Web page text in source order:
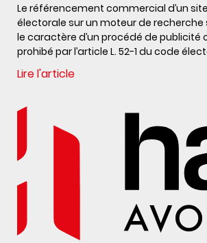
Le référencement commercial d’un
électorale sur un moteur de recherche
le caractère d’un procédé de publicité
prohibé par l’article L. 52-1 du code
Lire l'article